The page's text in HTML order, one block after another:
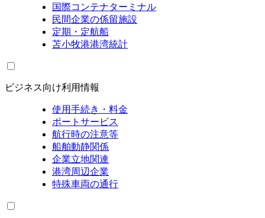
国際コンテナターミナル
民間企業の係留施設
定期・定航船
苫小牧港港湾統計
ビジネス向け利用情報
使用手続き・料金
ポートサービス
航行時の注意等
船舶動静関係
企業立地関連
港湾周辺企業
特殊車両の通行